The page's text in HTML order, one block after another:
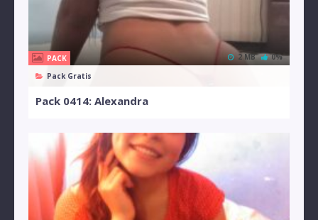
PACK
Pack Gratis
2 MB 0%
Pack 0414: Alexandra